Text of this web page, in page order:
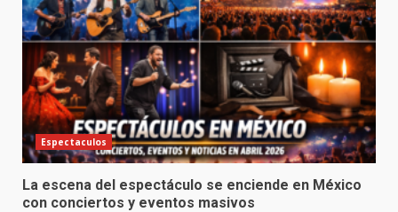
Espectaculos
La escena del espectáculo se enciende en México
con conciertos y eventos masivos